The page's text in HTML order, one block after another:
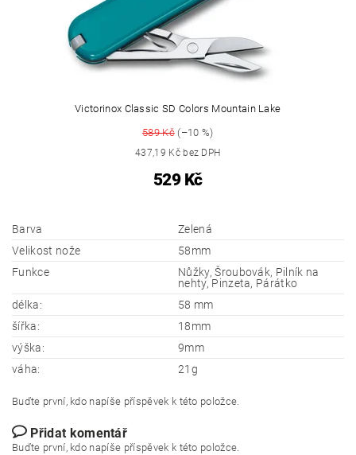
Victorinox Classic SD Colors Mountain Lake
589 Kč(–10 %)
437,19 Kč bez DPH
529 Kč
Barva
Zelená
Velikost nože
58mm
Funkce
Nůžky, Šroubovák, Pilník na
nehty, Pinzeta, Párátko
délka:
58 mm
šířka:
18mm
výška:
9mm
váha:
21g
Buďte první, kdo napíše příspěvek k této položce.
Přidat komentář
Buďte první, kdo napíše příspěvek k této položce.